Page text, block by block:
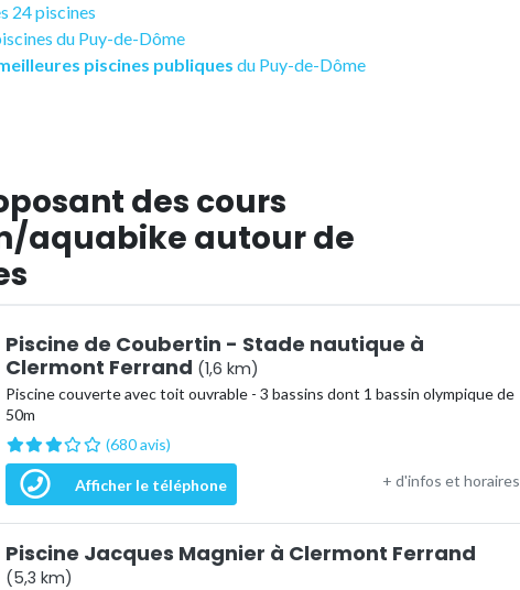
24 piscines
du Puy-de-Dôme
piscines publiques du Puy-de-Dôme
des cours
aquabike autour de
Piscine de Coubertin - Stade nautique à
Clermont Ferrand (1,6 km)
Piscine couverte avec toit ouvrable - 3 bassins dont 1 bassin olympique de
50m
(680 avis)
Afficher le téléphone + d'infos et horaires
Piscine Jacques Magnier à Clermont Ferrand
(5,3 km)